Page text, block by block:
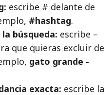
escribe # delante de
#hashtag.
búsqueda: escribe –
que quieras excluir de
gato grande -
exacta: escribe la